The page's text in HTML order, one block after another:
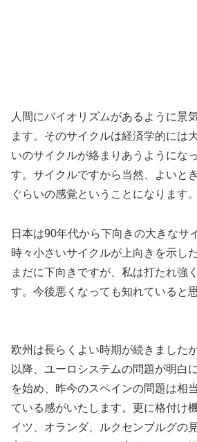
人間にバイオリズムがあるように景
ます。そのサイクルは経済学的には
いのサイクルが絡まりあうようにな
す。サイクルですから当然、よいと
ぐらいの感覚ということになります。
日本は90年代から下向きの大きなサ
時々小さいサイクルが上向きを示し
まだに下向きですが、私は打たれ強
す。今後悪くなっても知れていると
欧州は長らくよい時期が続きました
以降、ユーロシステムの問題が明白
を始め、昨今のスペインの問題は相
ている感がいたします。更に格付け
イツ、オランダ、ルクセンブルグの